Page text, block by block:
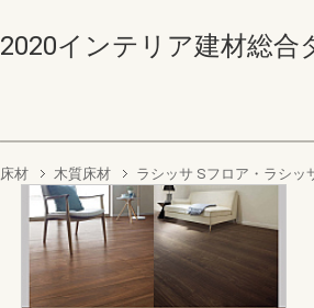
2020インテリア建材総合
床材 木質床材 ラシッサ Sフロア・ラシッ